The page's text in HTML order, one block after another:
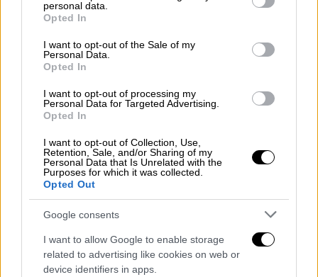
grant or deny consent to Google and its third-party tags to
use your data for below specified purposes in below Google
consent section.
personal data.
Opted In
I want to opt-out of the Sale of my
Personal Data.
Opted In
I want to opt-out of processing my
Personal Data for Targeted Advertising.
Opted In
I want to opt-out of Collection, Use,
Retention, Sale, and/or Sharing of my
Personal Data that Is Unrelated with the
Purposes for which it was collected.
Opted Out
Google consents
I want to allow Google to enable storage
related to advertising like cookies on web or
device identifiers in apps.
5362623.jpg
EUROKINISSI / ΘΟΔΩΡΗΣ ΝΙΚΟΛΑΟΥ
Τα σενάρια που ερευνά η αστυνομία
Ο διοικητής φέρεται να αγνοείτο από το
μεσημέρι της Πέμπτης. Ηαστυνομία
διερευνά όλα τα ενδεχόμενα για το θάνατό
του, ακόμα και αυτή της
άτυχο διοικητή εντόπισε, σύμφωνα με
μαρτυρίες, κάτοικος της περιοχής και
αμέσως ειδοποίησε την αστυνομία. Την
υπόθεση έχει αναλάβει το Τμήμα